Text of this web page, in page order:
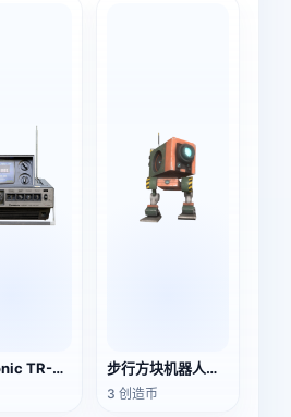
Panasonic TR-545C Rad Ed 松下TR-545C特别版本收音机 步行方块机器人（3D动画模型）
3 创造币